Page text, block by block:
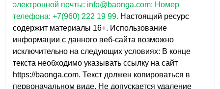
электронной почты: info@baonga.com; Номер
телефона: +7(960) 222 19 99. Настоящий ресурс
содержит материалы 16+. Использование
информации с данного веб-сайта возможно
исключительно на следующих условиях: В конце
текста необходимо указывать ссылку на сайт
https://baonga.com. Текст должен копироваться в
первоначальном виде. Не допускается удаление